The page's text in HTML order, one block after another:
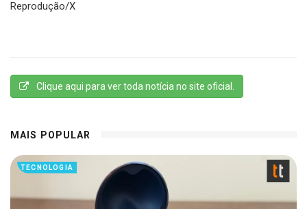
Reprodução/X
Clique aqui para ver toda notícia no site oficial.
MAIS POPULAR
TECNOLOGIA